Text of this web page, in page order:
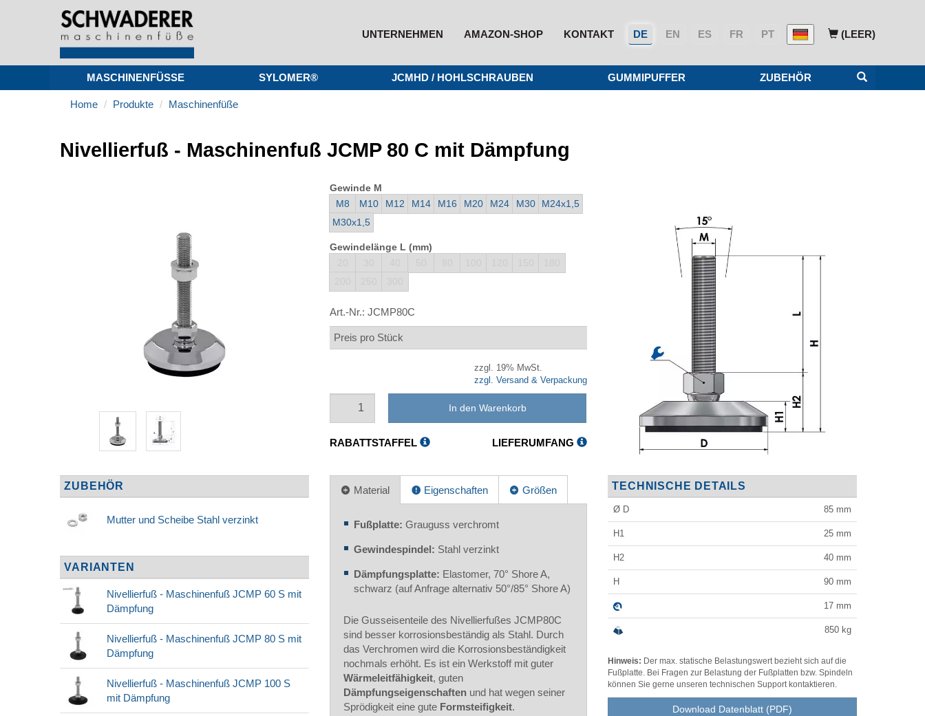
(LEER)
UNTERNEHMEN AMAZON-SHOP PT
FR
ES
EN
DE
KONTAKT
MASCHINENFÜSSE SYLOMER® JCMHD / HOHLSCHRAUBEN GUMMIPUFFER ZUBEHÖR
Home Produkte Maschinenfüße
Nivellierfuß - Maschinenfuß JCMP 80 C mit Dämpfung
Gewinde M
M8 M10 M12 M14 M16 M20 M24 M30
M24x1,5
M30x1,5
Gewindelänge L (mm)
Art.-Nr.:JCMP80C
Preis pro Stück
zzgl. 19% MwSt.
zzgl. Versand & Verpackung
In den Warenkorb
RABATTSTAFFEL LIEFERUMFANG
ZUBEHÖR
Mutter und Scheibe Stahl verzinkt
VARIANTEN
Nivellierfuß - Maschinenfuß JCMP 60 S mit
Dämpfung
Nivellierfuß - Maschinenfuß JCMP 80 S mit
Dämpfung
Nivellierfuß - Maschinenfuß JCMP 100 S
mit Dämpfung
Material Eigenschaften Größen
Fußplatte:Grauguss verchromt
Gewindespindel: Stahl verzinkt
Dämpfungsplatte: Elastomer, 70° Shore A,
schwarz (auf Anfrage alternativ 50°/85° Shore A)
Die Gusseisenteile des Nivellierfußes JCMP80C
sind besser korrosionsbeständig als Stahl. Durch
das Verchromen wird die Korrosionsbeständigkeit
nochmals erhöht. Es ist ein Werkstoff mit guter
Wärmeleitfähigkeit, guten
Dämpfungseigenschaften und hat wegen seiner
Sprödigkeit eine gute Formsteifigkeit.
TECHNISCHE DETAILS
Ø D 85mm
H1 25mm
H2 40mm
H 90mm
17mm
850kg
Hinweis: Der max. statische Belastungswert bezieht sich auf die
Fußplatte. Bei Fragen zur Belastung der Fußplatten bzw. Spindeln
können Sie gerne unseren technischen Support kontaktieren.
Download Datenblatt (PDF)